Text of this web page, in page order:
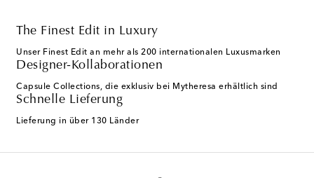
The Finest Edit in Luxury
Unser Finest Edit an mehr als 200 internationalen Luxusmarken
Designer-Kollaborationen
Capsule Collections, die exklusiv bei Mytheresa erhältlich sind
Schnelle Lieferung
Lieferung in über 130 Länder